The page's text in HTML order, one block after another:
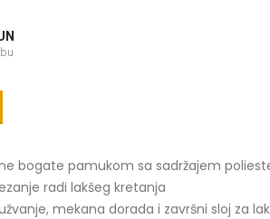
bogate pamukom sa sadržajem
radi lakšeg kretanja
mekana dorada i završni sloj za